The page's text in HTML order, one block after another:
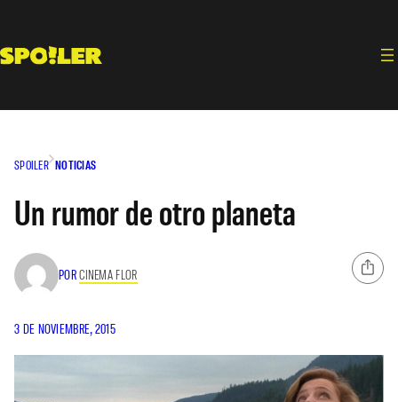
contenido
SPOILER NOTICIAS
Un rumor de otro planeta
PORCINEMA FLOR
3 DE NOVIEMBRE, 2015